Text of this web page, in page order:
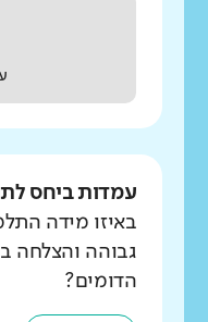
עמדות ביחס
באיזו מידה
גבוהה והצלחה
הדומים?